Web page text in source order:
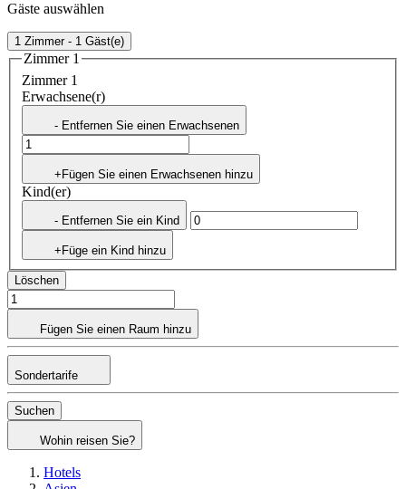
Gäste auswählen
1 Zimmer - 1 Gäst(e)
Zimmer 1
Zimmer 1
Erwachsene(r)
- Entfernen Sie einen Erwachsenen
+Fügen Sie einen Erwachsenen hinzu
Kind(er)
- Entfernen Sie ein Kind
+Füge ein Kind hinzu
Löschen
Fügen Sie einen Raum hinzu
Sondertarife
Suchen
Wohin reisen Sie?
Hotels